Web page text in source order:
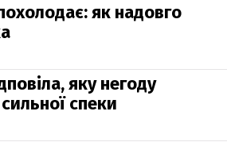
як надовго
яку негоду
спеки